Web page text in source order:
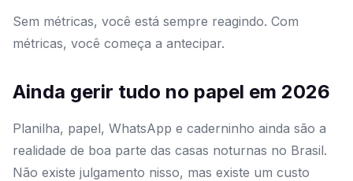
Sem métricas, você está sempre reagindo. Com
métricas, você começa a antecipar.
Ainda gerir tudo no papel em 2026
Planilha, papel, WhatsApp e caderninho ainda são a
realidade de boa parte das casas noturnas no Brasil.
Não existe julgamento nisso, mas existe um custo